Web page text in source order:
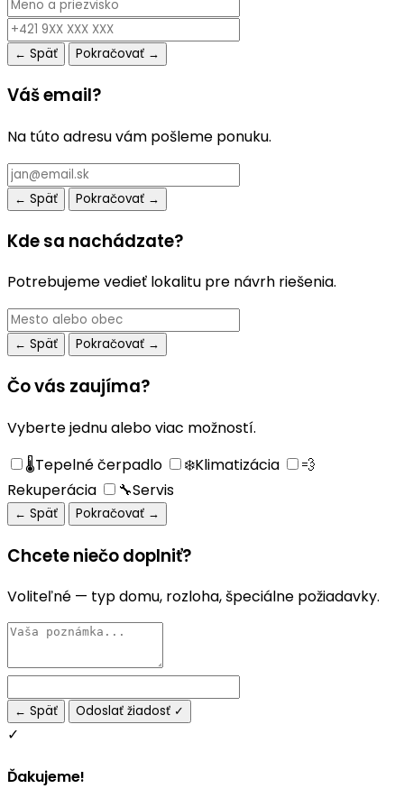
← Späť Pokračovať →
Váš email?
Na túto adresu vám pošleme ponuku.
← Späť Pokračovať →
Kde sa nachádzate?
Potrebujeme vedieť lokalitu pre návrh riešenia.
← Späť Pokračovať →
Čo vás zaujíma?
Vyberte jednu alebo viac možností.
🌡️Tepelné čerpadlo ❄️Klimatizácia
💨
Rekuperácia
🔧Servis
← Späť Pokračovať →
Chcete niečo doplniť?
Voliteľné — typ domu, rozloha, špeciálne požiadavky.
← Späť Odoslať žiadosť ✓
✓
Ďakujeme!